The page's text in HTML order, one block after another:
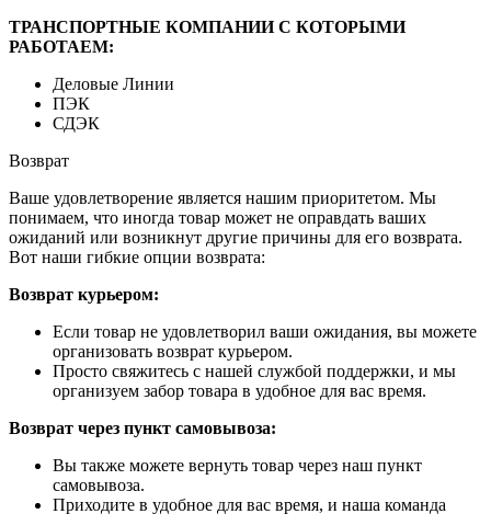
ТРАНСПОРТНЫЕ КОМПАНИИ С КОТОРЫМИ
РАБОТАЕМ:
Деловые Линии
ПЭК
СДЭК
Возврат
Ваше удовлетворение является нашим приоритетом. Мы
понимаем, что иногда товар может не оправдать ваших
ожиданий или возникнут другие причины для его возврата.
Вот наши гибкие опции возврата:
Возврат курьером:
Если товар не удовлетворил ваши ожидания, вы можете
организовать возврат курьером.
Просто свяжитесь с нашей службой поддержки, и мы
организуем забор товара в удобное для вас время.
Возврат через пункт самовывоза:
Вы также можете вернуть товар через наш пункт
самовывоза.
Приходите в удобное для вас время, и наша команда